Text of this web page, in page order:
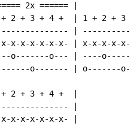
2x ====== |
2 + 3 + 4 +  | 1 + 2 + 3 +
| ----------
x-x-x-x-x-x- | x-x-x-x-
o-------o--- | ----o-----
o------- | o-------
2 + 3 + 4 +  |
|
x-x-x-x-x-x- |